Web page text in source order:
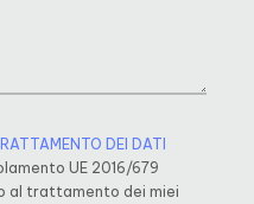
DEI DATI
UE 2016/679
al trattamento dei miei